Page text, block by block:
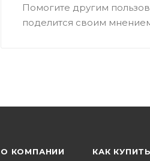
Помогите другим
поделится своим
О КОМПАНИИ КАК КУПИТЬ